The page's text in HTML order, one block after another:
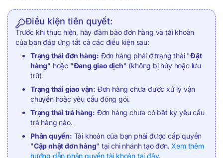
Điều kiện tiên quyết:
Trước khi thực hiện, hãy đảm bảo đơn hàng và tài khoản
của bạn đáp ứng tất cả các điều kiện sau:
Trạng thái đơn hàng: Đơn hàng phải ở trạng thái "Đặt
hàng" hoặc "Đang giao dịch" (không bị hủy hoặc lưu
trữ).
Trạng thái giao vận: Đơn hàng chưa được xử lý vận
chuyển hoặc yêu cầu đóng gói.
Trạng thái trả hàng: Đơn hàng chưa có bất kỳ yêu cầu
trả hàng nào.
Phân quyền: Tài khoản của bạn phải được cấp quyền
"Cập nhật đơn hàng" tại chi nhánh tạo đơn. Xem thêm
hướng dẫn phân quyền tài khoản tại đây.